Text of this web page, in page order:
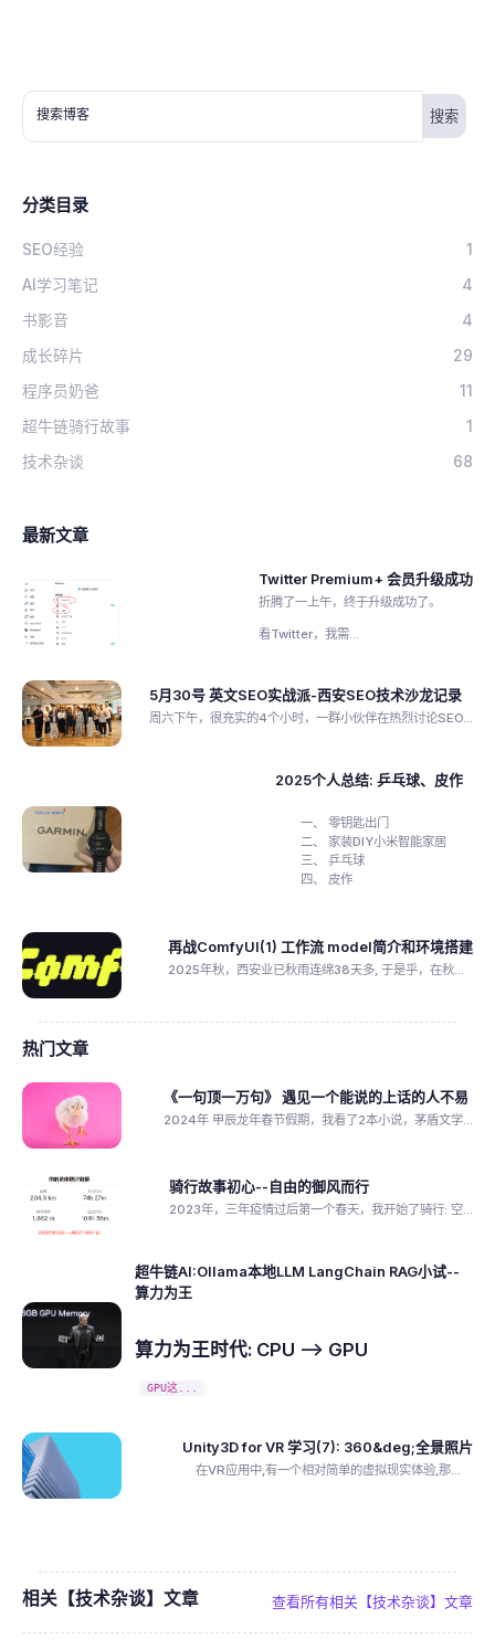
搜索博客
分类目录
SEO经验
1
AI学习笔记
4
书影音
4
成长碎片
29
程序员奶爸
11
超牛链骑行故事
1
技术杂谈
68
最新文章
Twitter Premium+ 会员升级成功
折腾了一上午，终于升级成功了。
看Twitter，我需...
5月30号 英文SEO实战派-西安SEO技术沙龙记录
周六下午，很充实的4个小时，一群小伙伴在热烈讨论SEO...
2025个人总结: 乒乓球、皮作
零钥匙出门
家装DIY小米智能家居
乒乓球
皮作
再战ComfyUI(1) 工作流 model简介和环境搭建
2025年秋，西安业已秋雨连绵38天多, 于是乎，在秋...
热门文章
《一句顶一万句》 遇见一个能说的上话的人不易
2024年 甲辰龙年春节假期，我看了2本小说，茅盾文学...
骑行故事初心--自由的御风而行
2023年，三年疫情过后第一个春天，我开始了骑行: 空...
超牛链AI:Ollama本地LLM LangChain RAG小试--
算力为王
算力为王时代: CPU --> GPU
GPU这...
Unity3D for VR 学习(7): 360&deg;全景照片
在VR应用中,有一个相对简单的虚拟现实体验,那...
相关【技术杂谈】文章 查看所有相关【技术杂谈】文章